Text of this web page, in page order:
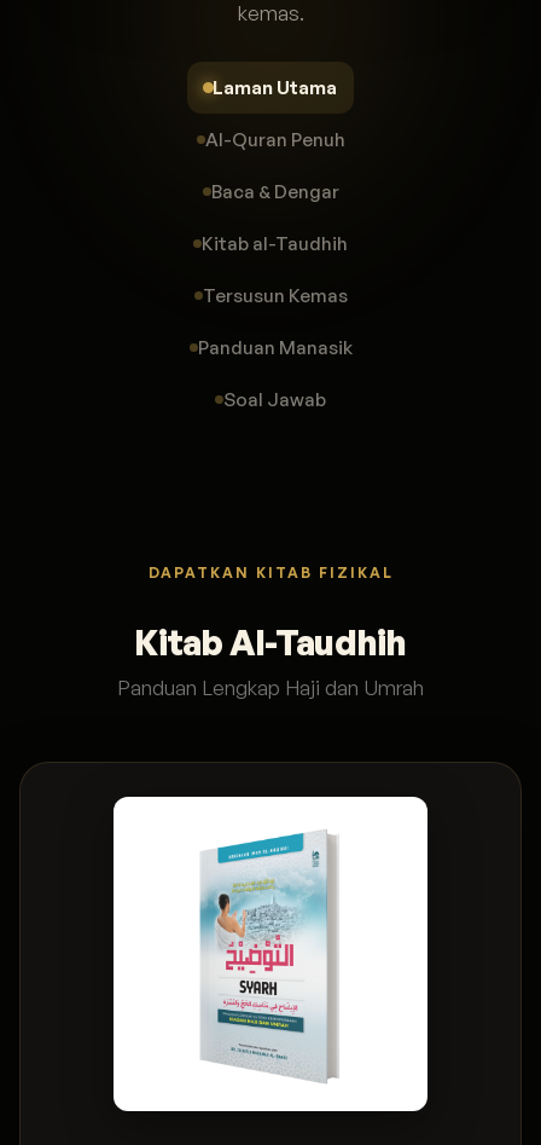
kemas.
Laman Utama
Al-Quran Penuh
Baca & Dengar
Kitab al-Taudhih
Tersusun Kemas
Panduan Manasik
Soal Jawab
DAPATKAN KITAB FIZIKAL
Kitab Al-Taudhih
Panduan Lengkap Haji dan Umrah